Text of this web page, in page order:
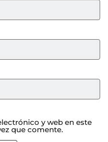
y web en este
que comente.